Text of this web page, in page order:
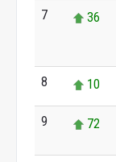
7 36
8 10
9 72